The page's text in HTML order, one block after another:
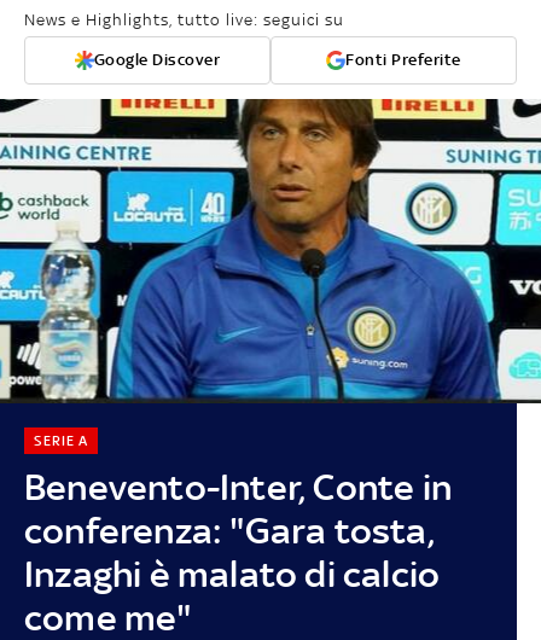
News e Highlights, tutto live: seguici su
Google Discover Fonti Preferite
Benevento-Inter, Conte in
conferenza: "Gara tosta,
Inzaghi è malato di calcio
come me"
SERIE A